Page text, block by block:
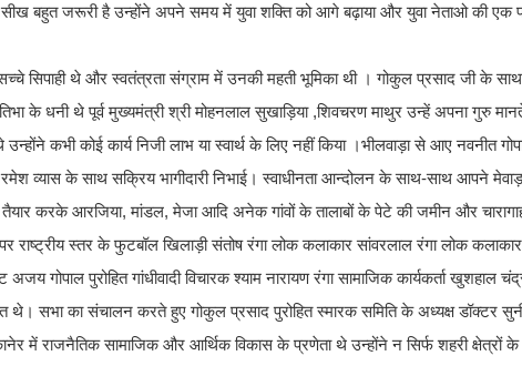
बहुत जरूरी है उन्होंने अपने समय में युवा शक्ति को आगे बढ़ाया और युवा नेताओ की एक
सिपाही थे और स्वतंत्रता संग्राम में उनकी महती भूमिका थी । गोकुल प्रसाद जी के
के धनी थे पूर्व मुख्यमंत्री श्री मोहनलाल सुखाड़िया ,शिवचरण माथुर उन्हें अपना गुरु
कभी कोई कार्य निजी लाभ या स्वार्थ के लिए नहीं किया ।भीलवाड़ा से आए नवनीत
व्यास के साथ सक्रिय भागीदारी निभाई। स्वाधीनता आन्दोलन के साथ-साथ आपने
करके आरजिया, मांडल, मेजा आदि अनेक गांवों के तालाबों के पेटे की जमीन और
राष्ट्रीय स्तर के फुटबॉल खिलाड़ी संतोष रंगा लोक कलाकार सांवरलाल रंगा लोक
गोपाल पुरोहित गांधीवादी विचारक श्याम नारायण रंगा सामाजिक कार्यकर्ता खुशहाल
थे। सभा का संचालन करते हुए गोकुल प्रसाद पुरोहित स्मारक समिति के अध्यक्ष डॉक्टर
में राजनैतिक सामाजिक और आर्थिक विकास के प्रणेता थे उन्होंने न सिर्फ शहरी क्षेत्रों